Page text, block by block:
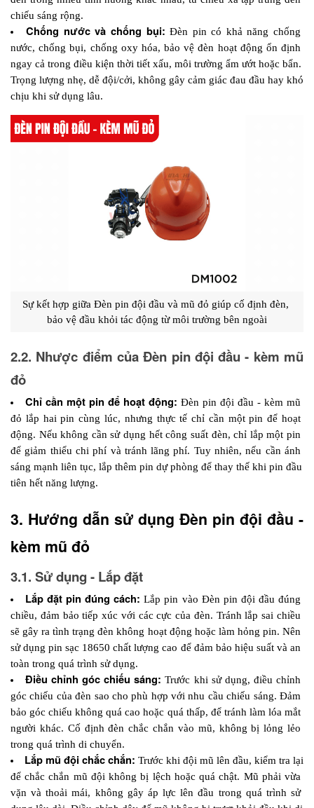
chiếu sáng rộng.
Chống nước và chống bụi: Đèn pin có khả năng chống
nước, chống bụi, chống oxy hóa, bảo vệ đèn hoạt động ổn định
ngay cả trong điều kiện thời tiết xấu, môi trường ẩm ướt hoặc bẩn.
Trọng lượng nhẹ, dễ đội/cởi, không gây cảm giác đau đầu hay khó
chịu khi sử dụng lâu.
Sự kết hợp giữa Đèn pin đội đầu và mũ đỏ giúp cố định đèn,
bảo vệ đầu khỏi tác động từ môi trường bên ngoài
2.2. Nhược điểm của Đèn pin đội đầu - kèm mũ
đỏ
Chỉ cần một pin để hoạt động: Đèn pin đội đầu - kèm mũ
đỏ lắp hai pin cùng lúc, nhưng thực tế chỉ cần một pin để hoạt
động. Nếu không cần sử dụng hết công suất đèn, chỉ lắp một pin
để giảm thiểu chi phí và tránh lãng phí. Tuy nhiên, nếu cần ánh
sáng mạnh liên tục, lắp thêm pin dự phòng để thay thế khi pin đầu
tiên hết năng lượng.
3. Hướng dẫn sử dụng Đèn pin đội đầu -
kèm mũ đỏ
3.1. Sử dụng - Lắp đặt
Lắp đặt pin đúng cách: Lắp pin vào Đèn pin đội đầu đúng
chiều, đảm bảo tiếp xúc với các cực của đèn. Tránh lắp sai chiều
sẽ gây ra tình trạng đèn không hoạt động hoặc làm hỏng pin. Nên
sử dụng pin sạc 18650 chất lượng cao để đảm bảo hiệu suất và an
toàn trong quá trình sử dụng.
Điều chỉnh góc chiếu sáng: Trước khi sử dụng, điều chỉnh
góc chiếu của đèn sao cho phù hợp với nhu cầu chiếu sáng. Đảm
bảo góc chiếu không quá cao hoặc quá thấp, để tránh làm lóa mắt
người khác. Cố định đèn chắc chắn vào mũ, không bị lỏng lẻo
trong quá trình di chuyển.
Lắp mũ đội chắc chắn: Trước khi đội mũ lên đầu, kiểm tra lại
để chắc chắn mũ đội không bị lệch hoặc quá chật. Mũ phải vừa
vặn và thoải mái, không gây áp lực lên đầu trong quá trình sử